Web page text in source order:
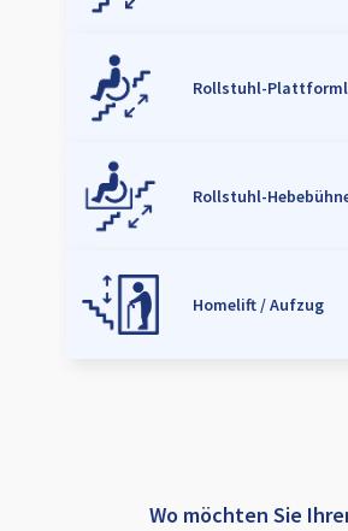
Rollstuhl-
Rollstuhl-
Homelift / Aufzug
Wo möchten Sie